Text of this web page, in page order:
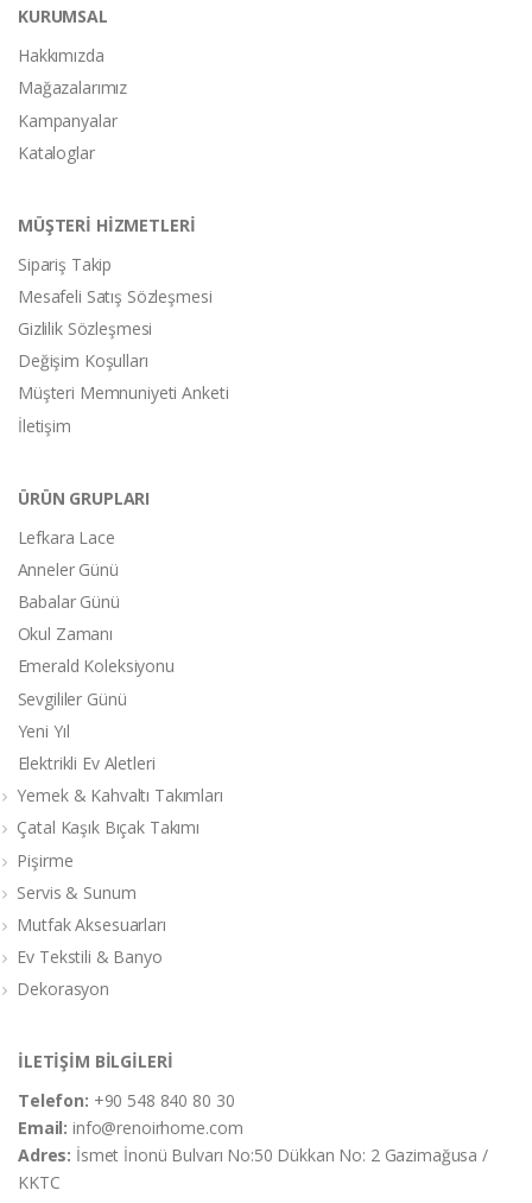
KURUMSAL
Hakkımızda
Mağazalarımız
Kampanyalar
Kataloglar
MÜŞTERİ HİZMETLERİ
Sipariş Takip
Mesafeli Satış Sözleşmesi
Gizlilik Sözleşmesi
Değişim Koşulları
Müşteri Memnuniyeti Anketi
İletişim
ÜRÜN GRUPLARI
Lefkara Lace
Anneler Günü
Babalar Günü
Okul Zamanı
Emerald Koleksiyonu
Sevgililer Günü
Yeni Yıl
Elektrikli Ev Aletleri
Yemek & Kahvaltı Takımları
Çatal Kaşık Bıçak Takımı
Pişirme
Servis & Sunum
Mutfak Aksesuarları
Ev Tekstili & Banyo
Dekorasyon
İLETİŞİM BİLGİLERİ
Telefon: +90 548 840 80 30
Email:info@renoirhome.com
Adres: İsmet İnonü Bulvarı No:50 Dükkan No: 2 Gazimağusa /
KKTC